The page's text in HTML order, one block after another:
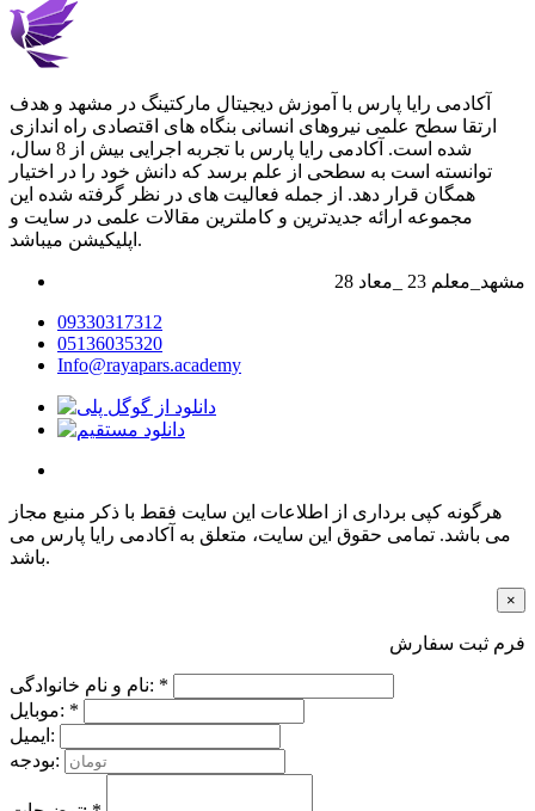
آکادمی رایا پارس با آموزش دیجیتال مارکتینگ در مشهد و هدف
ارتقا سطح علمی نیروهای انسانی بنگاه های اقتصادی راه اندازی
شده است. آکادمی رایا پارس با تجربه اجرایی بیش از 8 سال،
توانسته است به سطحی از علم برسد که دانش خود را در اختیار
همگان قرار دهد. از جمله فعالیت های در نظر گرفته شده این
مجموعه ارائه جدیدترین و کاملترین مقالات علمی در سایت و
اپلیکیشن میباشد.
28 مشهد_معلم 23 _معاد
09330317312
05136035320
Info@rayapars.academy
هرگونه کپی برداری از اطلاعات این سایت فقط با ذکر منبع مجاز
می باشد. تمامی حقوق این سایت، متعلق به آکادمی رایا پارس می
باشد.
×
فرم ثبت سفارش
نام و نام خانوادگی: *
موبایل: *
ایمیل:
بودجه: